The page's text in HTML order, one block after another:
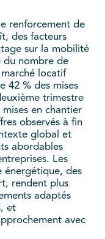
renforcement de
des facteurs
sur la mobilité
du nombre de
locatif
42 % des mises
trimestre
en chantier
observés à fin
global et
abordables
Les
énergétique, des
rendent plus
adaptés
et
avec